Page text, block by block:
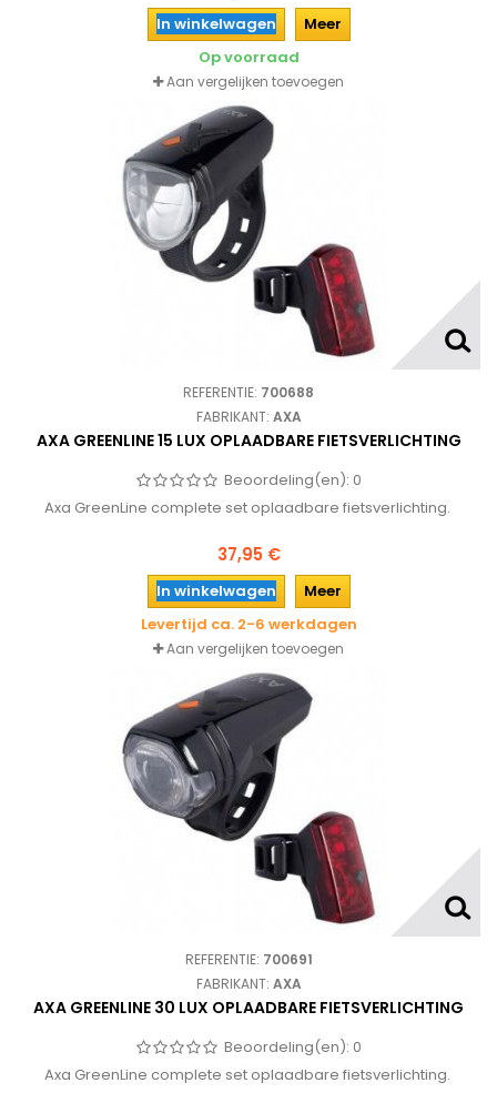
In winkelwagen
Meer
Op voorraad
Aan vergelijken toevoegen
REFERENTIE: 700688
FABRIKANT: AXA
AXA GREENLINE 15 LUX OPLAADBARE FIETSVERLICHTING
Beoordeling(en): 0
Axa GreenLine complete set oplaadbare fietsverlichting.
37,95 €
In winkelwagen
Meer
Levertijd ca. 2-6 werkdagen
Aan vergelijken toevoegen
REFERENTIE: 700691
FABRIKANT: AXA
AXA GREENLINE 30 LUX OPLAADBARE FIETSVERLICHTING
Beoordeling(en): 0
Axa GreenLine complete set oplaadbare fietsverlichting.